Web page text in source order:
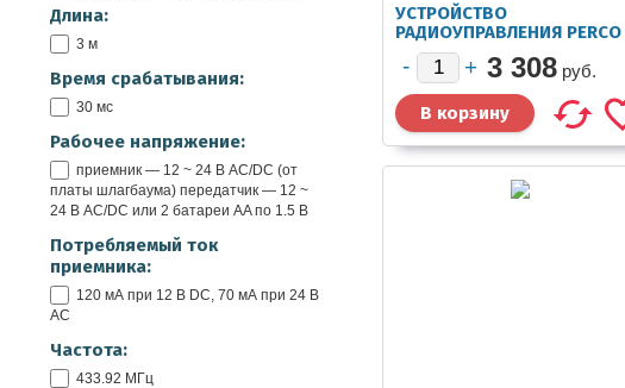
FTA1 (FTA2) — 165 г (140 г)
Длина:
3 м
Время срабатывания:
30 мс
Рабочее напряжение:
приемник — 12 ~ 24 В AC/DC (от
платы шлагбаума) передатчик — 12 ~
24 В AC/DC или 2 батареи AA по 1.5 В
Потребляемый ток
приемника:
120 мА при 12 В DC, 70 мА при 24 В
AC
Частота:
433.92 МГц
УСТРОЙСТВО
РАДИОУПРАВЛЕНИЯ PERCO
GCR1
3 308 руб.